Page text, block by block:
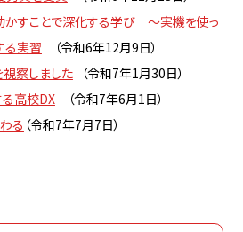
かすことで深化する学び ～実機を使っ
る実習 （令和6年12月9日）
察しました（令和7年1月30日）
る高校DX
（令和7年6月1日）
る （令和7年7月7日）